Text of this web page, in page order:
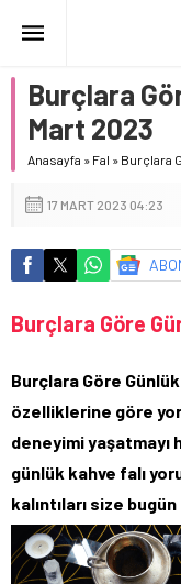
Burçlara
Mart 2023
Anasayfa » Fal » Burçlara
17 MART 2023 04:23
Burçlara Göre
Burçlara Göre
özelliklerine göre
deneyimi
günlük kahve falı
kalıntıları size